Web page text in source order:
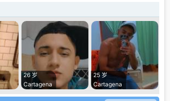
26 岁
Cartagena
25 岁
Cartagena